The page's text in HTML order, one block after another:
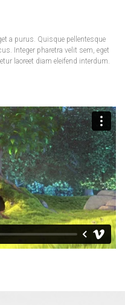
a purus. Quisque pellentesque
Integer pharetra velit sem, eget
laoreet diam eleifend interdum.